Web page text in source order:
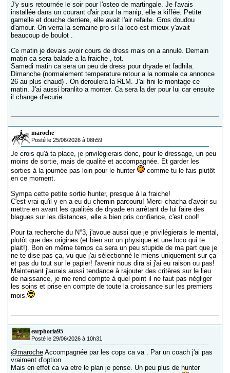
J'y suis retournée le soir pour l'osteo de martingale. Je l'avais
installée dans un courant d'air pour la manip, elle a kiffée. Petite
gamelle et douche derriere, elle avait l'air refaite. Gros doudou
d'amour. On verra la semaine pro si la loco est mieux y'avait
beaucoup de boulot .
Ce matin je devais avoir cours de dress mais on a annulé. Demain
matin ca sera balade a la fraiche , tot.
Samedi matin ca sera un peu de dress pour dryade et fadhila.
Dimanche (normalement temperature retour a la normale ca annonce
26 au plus chaud) . On deroulera la RLM. J'ai fini le montage ce
matin. J'ai aussi branlito a monter. Ca sera la der pour lui car ensuite
il change d'ecurie.
maroche
Posté le 25/06/2026 à 08h59
Je crois qu'à ta place, je privilégierais donc, pour le dressage, un peu
moins de sortie, mais de qualité et accompagnée. Et garder les
sorties à la journée pas loin pour le hunter
comme tu le fais plutôt
en ce moment.
Sympa cette petite sortie hunter, presque à la fraiche!
C'est vrai qu'il y en a eu du chemin parcouru! Merci chacha d'avoir su
mettre en avant les qualités de dryade en arrêtant de lui faire des
blagues sur les distances, elle a bien pris confiance, c'est cool!
Pour ta recherche du N°3, j'avoue aussi que je privilégierais le mental,
plutôt que des origines (et bien sur un physique et une loco qui te
plait!). Bon en même temps ca sera un peu stupide de ma part que je
ne te dise pas ça, vu que j'ai sélectionné le miens uniquement sur ça
et pas du tout sur le papier! l'avenir nous dira si j'ai eu raison ou pas!
Maintenant j'aurais aussi tendance à rajouter des critères sur le lieu
de naissance, je me rend compte à quel point il ne faut pas négliger
les soins et prise en compte de toute la croissance sur les premiers
mois.
earphoria95
Posté le 29/06/2026 à 10h31
@maroche Accompagnée par les cops ca va . Par un coach j'ai pas
vraiment d'option.
Mais en effet ca va etre le plan je pense. Un peu plus de hunter